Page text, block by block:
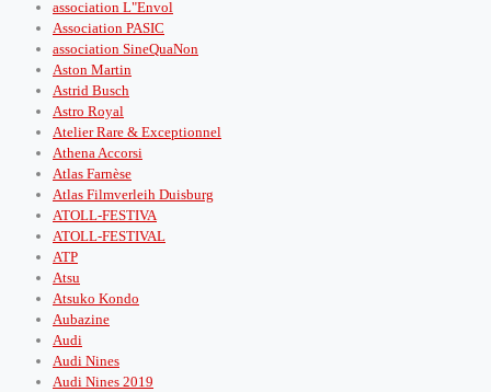
association L"Envol
Association PASIC
association SineQuaNon
Aston Martin
Astrid Busch
Astro Royal
Atelier Rare & Exceptionnel
Athena Accorsi
Atlas Farnèse
Atlas Filmverleih Duisburg
ATOLL-FESTIVA
ATOLL-FESTIVAL
ATP
Atsu
Atsuko Kondo
Aubazine
Audi
Audi Nines
Audi Nines 2019